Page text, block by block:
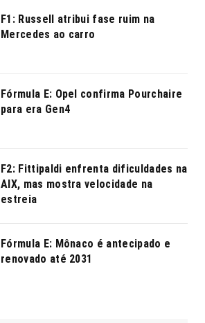
F1: Russell atribui fase ruim na
Mercedes ao carro
Fórmula E: Opel confirma Pourchaire
para era Gen4
F2: Fittipaldi enfrenta dificuldades na
AIX, mas mostra velocidade na
estreia
Fórmula E: Mônaco é antecipado e
renovado até 2031